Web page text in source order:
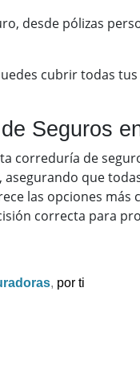
desde pólizas
cubrir todas
Seguros
correduría de
, asegurando que
las opciones más
correcta para
, por ti